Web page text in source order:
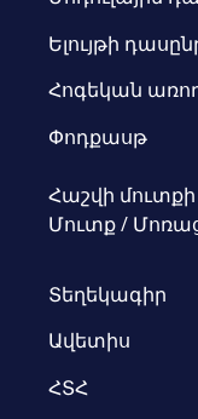
Ելույթի
Հոգեկան
Փոդքասթ
Հաշվի մուտքի
Մուտք /
Տեղեկագիր
Ավետիս
ՀՏՀ